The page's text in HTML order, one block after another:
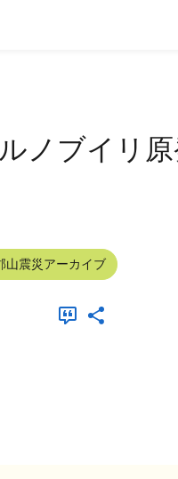
ノブイリ原
山震災アーカイブ